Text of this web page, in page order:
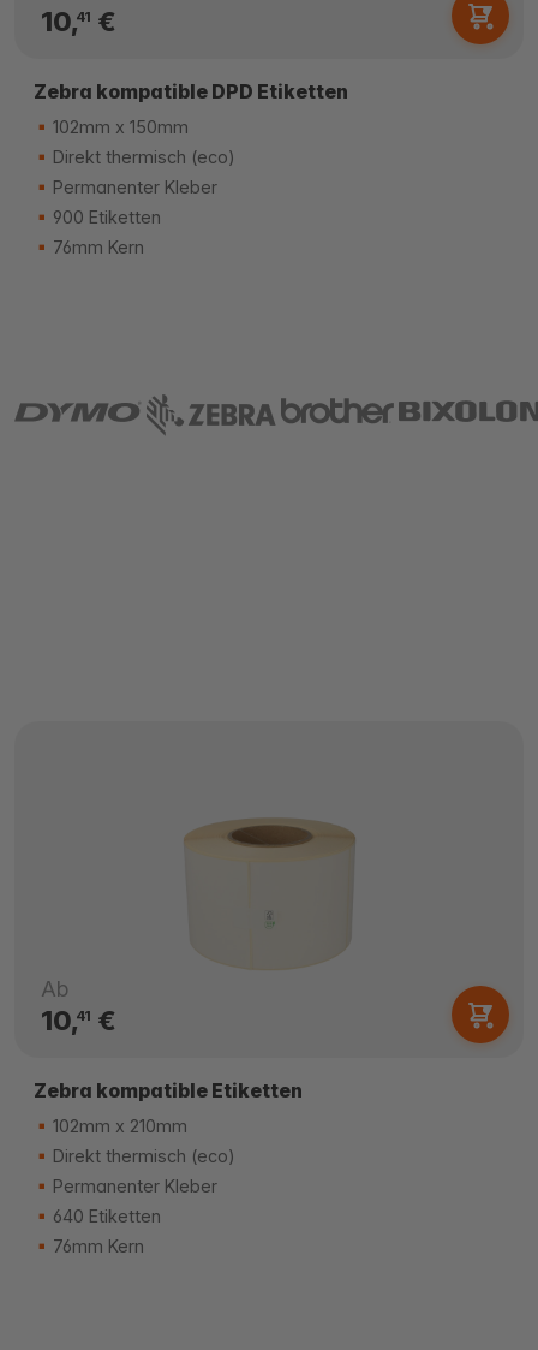
10,41 €
Zebra kompatible DPD Etiketten
102mm x 150mm
Direkt thermisch (eco)
Permanenter Kleber
900 Etiketten
76mm Kern
Ab
10,41 €
Zebra kompatible Etiketten
102mm x 210mm
Direkt thermisch (eco)
Permanenter Kleber
640 Etiketten
76mm Kern